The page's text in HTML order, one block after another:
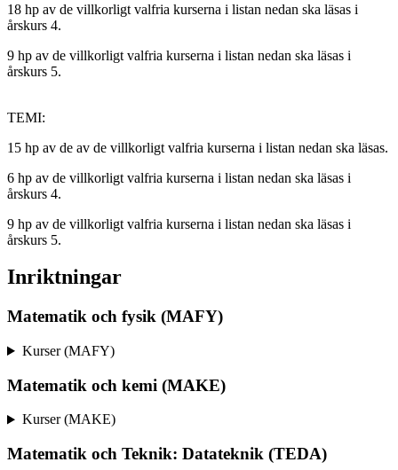
18 hp av de villkorligt valfria kurserna i listan nedan ska läsas i
årskurs 4.
9 hp av de villkorligt valfria kurserna i listan nedan ska läsas i
årskurs 5.
TEMI:
15 hp av de av de villkorligt valfria kurserna i listan nedan ska läsas.
6 hp av de villkorligt valfria kurserna i listan nedan ska läsas i
årskurs 4.
9 hp av de villkorligt valfria kurserna i listan nedan ska läsas i
årskurs 5.
Inriktningar
Matematik och fysik (MAFY)
Kurser (MAFY)
Matematik och kemi (MAKE)
Kurser (MAKE)
Matematik och Teknik: Datateknik (TEDA)